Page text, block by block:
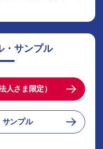
・サンプル
人さま限定）
サンプル